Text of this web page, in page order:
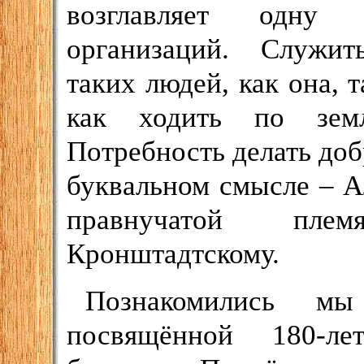
возглавляет одну
организаций.
таких людей, как она,
как ходить по
Потребность делать
буквальном смысле –
правнучатой
Кронштадтскому.
Познакомились
посвящённой 180-